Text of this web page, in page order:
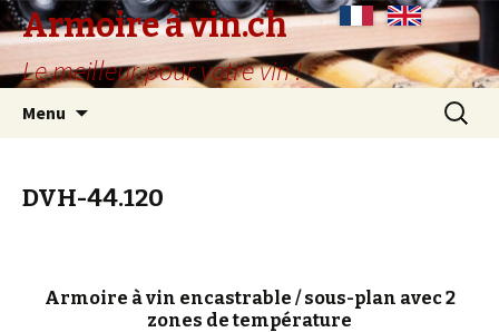
Armoire à vin.ch
Le meilleur pour votre vin !
Menu
DVH-44.120
Armoire à vin encastrable / sous-plan avec 2
zones de température